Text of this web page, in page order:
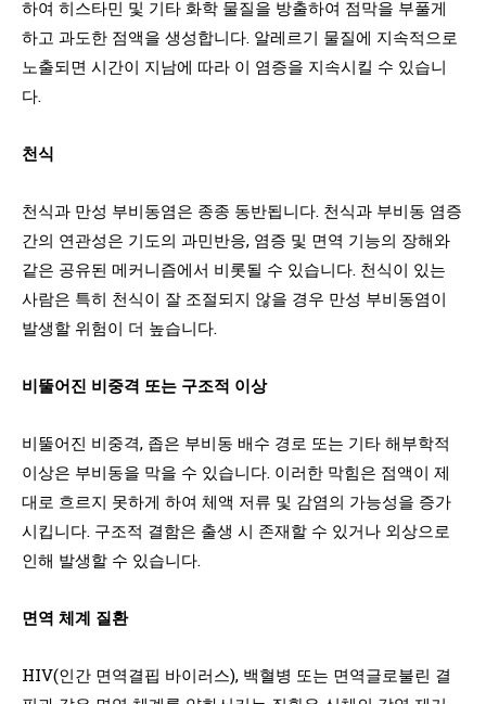
하여 히스타민 및 기타 화학 물질을 방출하여 점막을 부풀게
하고 과도한 점액을 생성합니다. 알레르기 물질에 지속적으로
노출되면 시간이 지남에 따라 이 염증을 지속시킬 수 있습니
다.
천식
천식과 만성 부비동염은 종종 동반됩니다. 천식과 부비동 염증
간의 연관성은 기도의 과민반응, 염증 및 면역 기능의 장해와
같은 공유된 메커니즘에서 비롯될 수 있습니다. 천식이 있는
사람은 특히 천식이 잘 조절되지 않을 경우 만성 부비동염이
발생할 위험이 더 높습니다.
비뚤어진 비중격 또는 구조적 이상
비뚤어진 비중격, 좁은 부비동 배수 경로 또는 기타 해부학적
이상은 부비동을 막을 수 있습니다. 이러한 막힘은 점액이 제
대로 흐르지 못하게 하여 체액 저류 및 감염의 가능성을 증가
시킵니다. 구조적 결함은 출생 시 존재할 수 있거나 외상으로
인해 발생할 수 있습니다.
면역 체계 질환
HIV(인간 면역결핍 바이러스), 백혈병 또는 면역글로불린 결